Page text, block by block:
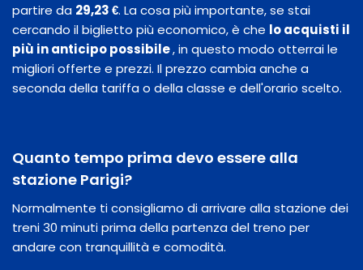
partire da 29,23 €. La cosa più importante, se stai
cercando il biglietto più economico, è che lo acquisti il
​​più in anticipo possibile, in questo modo otterrai le
migliori offerte e prezzi. Il prezzo cambia anche a
seconda della tariffa o della classe e dell'orario scelto.
Quanto tempo prima devo essere alla
stazione Parigi?
Normalmente ti consigliamo di arrivare alla stazione dei
treni 30 minuti prima della partenza del treno per
andare con tranquillità e comodità.